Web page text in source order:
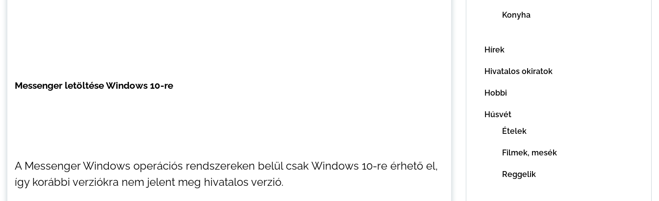
Messenger letöltése Windows 10-re
A Messenger Windows operációs rendszereken belül csak Windows 10-re érhető el,
így korábbi verziókra nem jelent meg hivatalos verzió.
Konyha
Hírek
Hivatalos okiratok
Hobbi
Húsvét
Ételek
Filmek, mesék
Reggelik